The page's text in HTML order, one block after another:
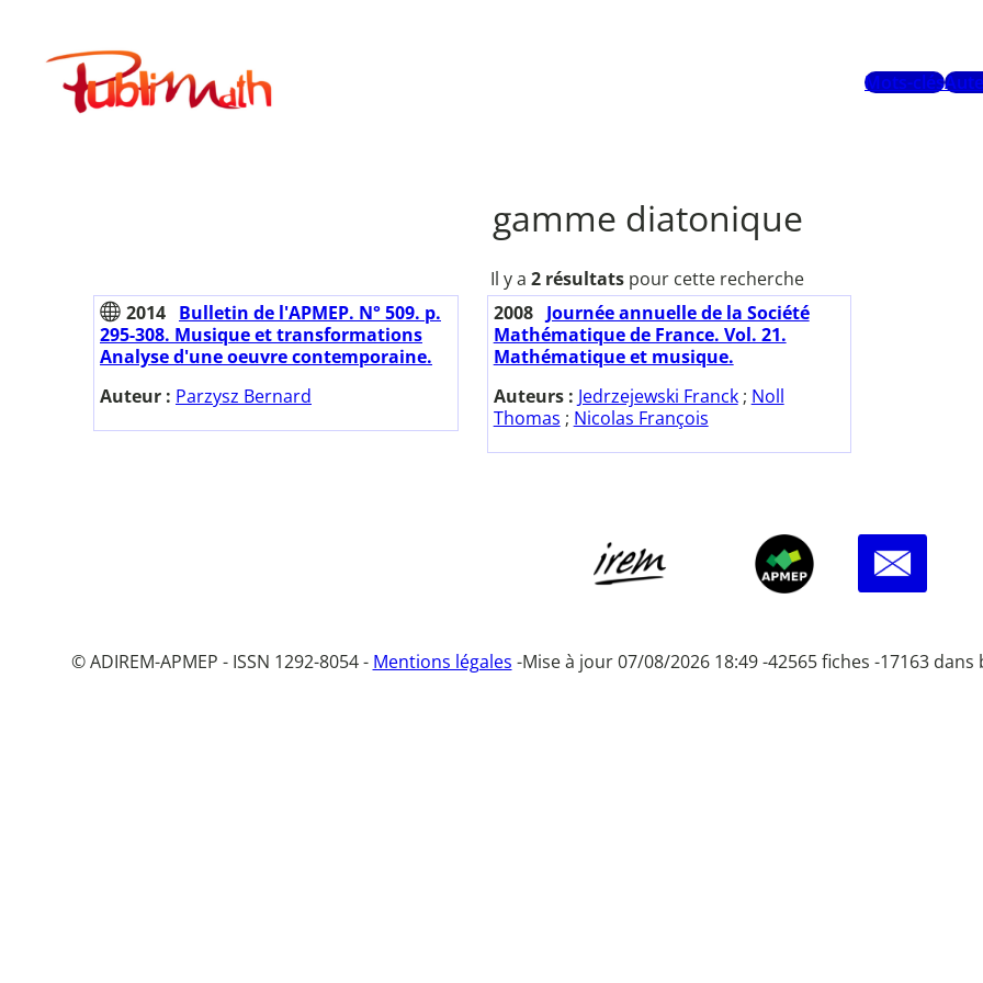
contenuPublimath
Mots-clés
gamme diatonique
Il y a 2 résultats pour cette recherche
2014 Bulletin de l'APMEP. N° 509. p.
295-308. Musique et transformations
Analyse d'une oeuvre contemporaine.
Auteur : Parzysz Bernard
2008
Journée annuelle de la Société
Mathématique de France. Vol. 21.
Mathématique et musique.
Auteurs : Jedrzejewski Franck; Noll
Thomas ; Nicolas François
© ADIREM-APMEP - ISSN 1292-8054 - Mentions légales -Mise à jour 07/08/2026 18:49 -42565 fiches -17163